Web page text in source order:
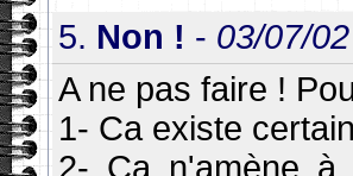
5. Non ! - 03/07/
A ne pas faire !
1- Ca existe
2- Ca n'amène à